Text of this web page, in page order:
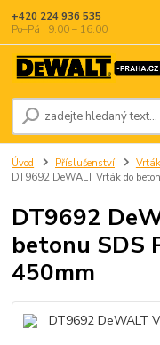
+420 224 936 535
Po–Pá | 9:00 – 16:00
Úvod Příslušenství
DT9692 DeWALT Vrták do
DT9692
betonu SDS
450mm